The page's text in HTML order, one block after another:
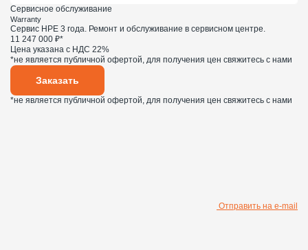
Сервисное обслуживание
Warranty
Сервис HPE 3 года. Ремонт и обслуживание в сервисном центре.
11 247 000 ₽*
Цена указана с НДС 22%
*не является публичной офертой, для получения цен свяжитесь с нами
Заказать
*не является публичной офертой, для получения цен свяжитесь с нами
Отправить на e-mail